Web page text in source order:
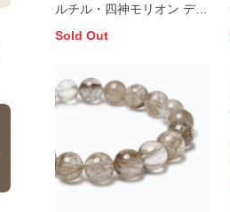
ルチル・四神モリオン デザ
Sold Out